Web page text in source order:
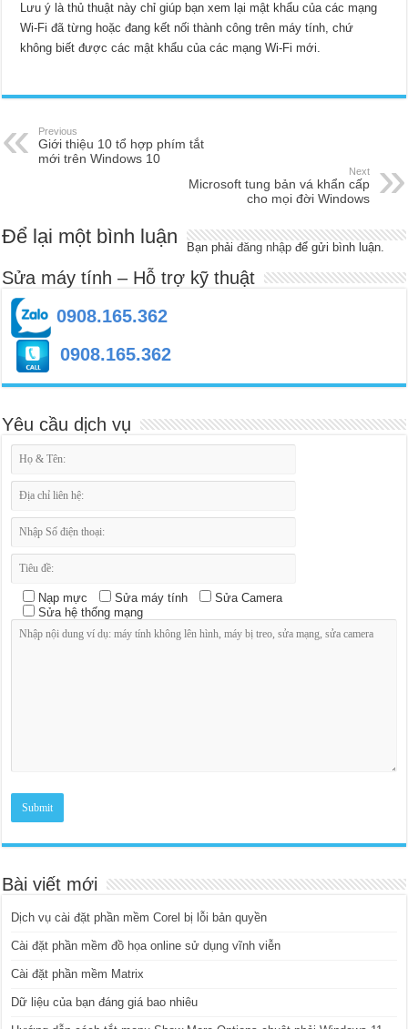
Lưu ý là thủ thuật này chỉ giúp bạn xem lại mật khẩu của các mạng
Wi-Fi đã từng hoặc đang kết nối thành công trên máy tính, chứ
không biết được các mật khẩu của các mạng Wi-Fi mới.
Previous
Giới thiệu 10 tổ hợp phím tắt
mới trên Windows 10
Next
Microsoft tung bản vá khẩn cấp
cho mọi đời Windows
Để lại một bình luận Bạn phảiđăng nhập để gửi bình luận.
Sửa máy tính – Hỗ trợ kỹ thuật
0908.165.362
0908.165.362
Yêu cầu dịch vụ
Nạp mực Sửa máy tính
Sửa Camera
Sửa hệ thống mạng
Bài viết mới
Dịch vụ cài đặt phần mềm Corel bị lỗi bản quyền
Cài đặt phần mềm đồ họa online sử dụng vĩnh viễn
Cài đặt phần mềm Matrix
Dữ liệu của bạn đáng giá bao nhiêu